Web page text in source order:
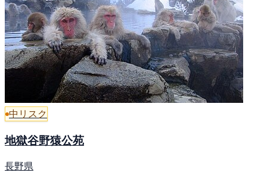
中リスク
地獄谷野猿公苑
長野県